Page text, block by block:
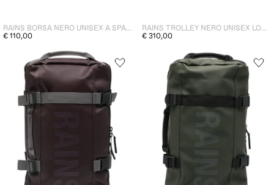
RAINS BORSA NERO UNISEX A SPALLA
€ 110,00
RAINS TROLLEY NERO UNISEX LOGO GOFFRATO
€ 310,00